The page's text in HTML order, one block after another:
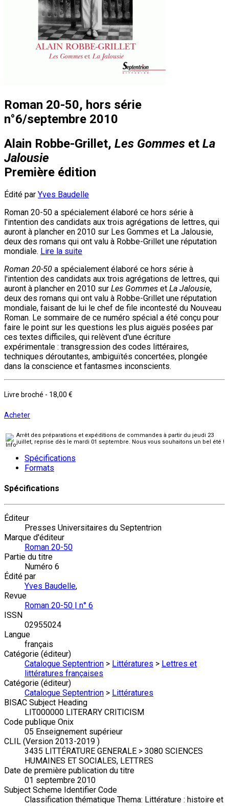
Roman 20-50, hors série
n°6/septembre 2010
Alain Robbe-Grillet, Les Gommes et La
Jalousie
Première édition
Édité par Yves Baudelle
Roman 20-50 a spécialement élaboré ce hors série à
l'intention des candidats aux trois agrégations de lettres, qui
auront à plancher en 2010 sur Les Gommes et La Jalousie,
deux des romans qui ont valu à Robbe-Grillet une réputation
mondiale. Lire la suite
Roman 20-50 a spécialement élaboré ce hors série à
l'intention des candidats aux trois agrégations de lettres, qui
auront à plancher en 2010 sur Les Gommes et La Jalousie,
deux des romans qui ont valu à Robbe-Grillet une réputation
mondiale, faisant de lui le chef de file incontesté du Nouveau
Roman. Le sommaire de ce numéro spécial a été conçu pour
faire le point sur les questions les plus aiguës posées par
ces textes difficiles, qui relèvent d'une écriture
expérimentale : transgression des codes littéraires,
techniques déroutantes, ambiguïtés concertées, plongée
dans la conscience et fantasmes inconscients.
Livre broché - 18,00 €
Acheter
Arrêt des préparations et expéditions de commandes à partir du jeudi 23
juillet, reprise dès le mardi 01 septembre. Nous vous souhaitons un bel été !
Spécifications
Formats
Spécifications
Éditeur
Presses Universitaires du Septentrion
Marque d'éditeur
Roman 20-50
Partie du titre
Numéro 6
Édité par
Yves Baudelle,
Revue
Roman 20-50 | n° 6
ISSN
02955024
Langue
français
Catégorie (éditeur)
Catalogue Septentrion > Littératures > Lettres et
littératures françaises
Catégorie (éditeur)
Catalogue Septentrion > Littératures
BISAC Subject Heading
LIT000000 LITERARY CRITICISM
Code publique Onix
05 Enseignement supérieur
CLIL (Version 2013-2019 )
3435 LITTÉRATURE GENERALE > 3080 SCIENCES
HUMAINES ET SOCIALES, LETTRES
Date de première publication du titre
01 septembre 2010
Subject Scheme Identifier Code
Classification thématique Thema: Littérature : histoire et